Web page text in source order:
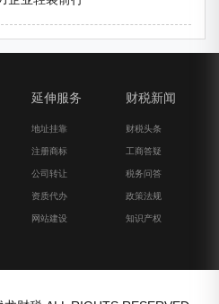
延伸服务
地址挂靠
注册商标
公司转让
资质代办
网站建设
财税新闻
财税头条
工商答疑
税务问答
政策法规
知识产权